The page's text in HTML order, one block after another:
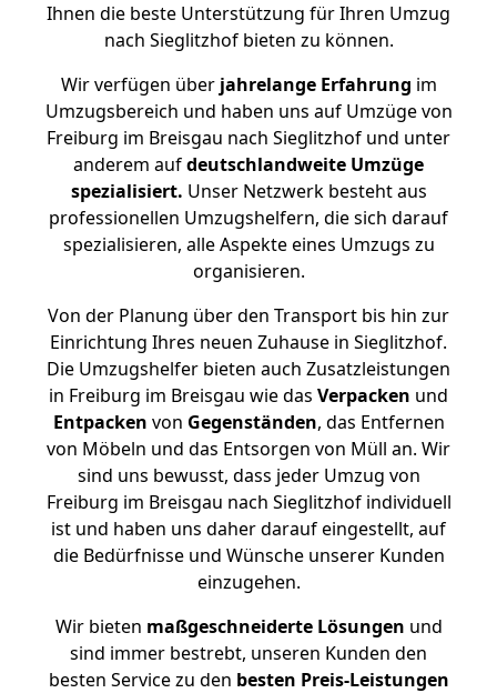
Ihnen die beste Unterstützung für Ihren Umzug
nach Sieglitzhof bieten zu können.
Wir verfügen überjahrelange Erfahrung im
Umzugsbereich und haben uns auf Umzüge von
Freiburg im Breisgau nach Sieglitzhof und unter
anderem aufdeutschlandweite Umzüge
spezialisiert. Unser Netzwerk besteht aus
professionellen Umzugshelfern, die sich darauf
spezialisieren, alle Aspekte eines Umzugs zu
organisieren.
Von der Planung über den Transport bis hin zur
Einrichtung Ihres neuen Zuhause in Sieglitzhof.
Die Umzugshelfer bieten auch Zusatzleistungen
in Freiburg im Breisgau wie das Verpacken und
Entpacken von Gegenständen, das Entfernen
von Möbeln und das Entsorgen von Müll an. Wir
sind uns bewusst, dass jeder Umzug von
Freiburg im Breisgau nach Sieglitzhof individuell
ist und haben uns daher darauf eingestellt, auf
die Bedürfnisse und Wünsche unserer Kunden
einzugehen.
Wir bieten maßgeschneiderte Lösungen und
sind immer bestrebt, unseren Kunden den
besten Service zu den besten Preis-Leistungen